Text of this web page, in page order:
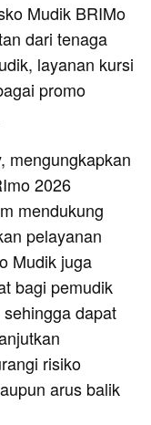
Mudik BRIMo
dari tenaga
layanan kursi
promo
mengungkapkan
2026
mendukung
pelayanan
Mudik juga
bagi pemudik
dapat
risiko
arus balik